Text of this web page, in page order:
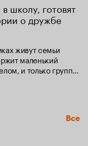
школу, готовят
о дружбе
живут семьи
маленький
и только группа
жизнь города.
Все